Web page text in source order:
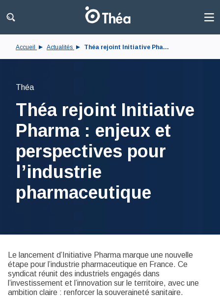
Accueil Actualités Théa rejoint Initiative Pha...
Théa
Théa rejoint Initiative
Pharma : enjeux et
perspectives pour
l’industrie
pharmaceutique
Le lancement d’Initiative Pharma marque une nouvelle
étape pour l’industrie pharmaceutique en France. Ce
syndicat réunit des industriels engagés dans
l’investissement et l’innovation sur le territoire, avec une
ambition claire : renforcer la souveraineté sanitaire.